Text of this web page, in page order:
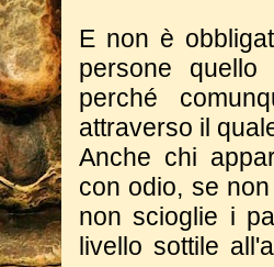
E non è
persone
perché
attraverso il
Anche chi
con odio, se
non scioglie i
livello sottile